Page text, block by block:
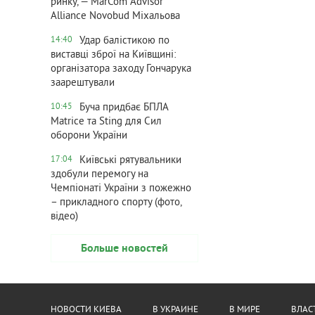
Alliance Novobud Міхальова
14:40
Удар балістикою по
виставці зброї на Київщині:
організатора заходу Гончарука
заарештували
10:45
Буча придбає БПЛА
Matrice та Sting для Сил
оборони України
17:04
Київські рятувальники
здобули перемогу на
Чемпіонаті України з пожежно
– прикладного спорту (фото,
відео)
Больше новостей
НОВОСТИ КИЕВА В УКРАИНЕ В МИРЕ